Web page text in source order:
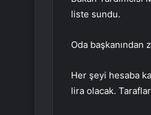
liste sundu.
Oda başkanından
Her şeyi hesaba
lira olacak.